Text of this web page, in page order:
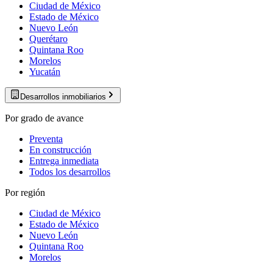
Ciudad de México
Estado de México
Nuevo León
Querétaro
Quintana Roo
Morelos
Yucatán
Desarrollos inmobiliarios
Por grado de avance
Preventa
En construcción
Entrega inmediata
Todos los desarrollos
Por región
Ciudad de México
Estado de México
Nuevo León
Quintana Roo
Morelos